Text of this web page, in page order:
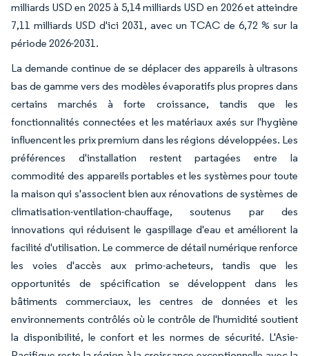
milliards USD en 2025 à 5,14 milliards USD en 2026 et atteindre
7,11 milliards USD d'ici 2031, avec un TCAC de 6,72 % sur la
période 2026-2031.
La demande continue de se déplacer des appareils à ultrasons
bas de gamme vers des modèles évaporatifs plus propres dans
certains marchés à forte croissance, tandis que les
fonctionnalités connectées et les matériaux axés sur l'hygiène
influencent les prix premium dans les régions développées. Les
préférences d'installation restent partagées entre la
commodité des appareils portables et les systèmes pour toute
la maison qui s'associent bien aux rénovations de systèmes de
climatisation-ventilation-chauffage, soutenus par des
innovations qui réduisent le gaspillage d'eau et améliorent la
facilité d'utilisation. Le commerce de détail numérique renforce
les voies d'accès aux primo-acheteurs, tandis que les
opportunités de spécification se développent dans les
bâtiments commerciaux, les centres de données et les
environnements contrôlés où le contrôle de l'humidité soutient
la disponibilité, le confort et les normes de sécurité. L'Asie-